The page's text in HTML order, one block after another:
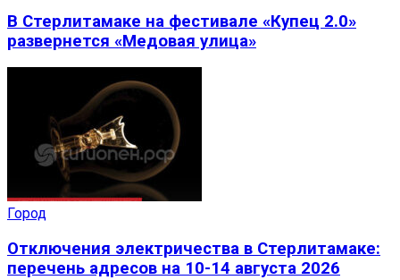
В Стерлитамаке на фестивале «Купец 2.0»
развернется «Медовая улица»
Город
Отключения электричества в Стерлитамаке:
перечень адресов на 10-14 августа 2026